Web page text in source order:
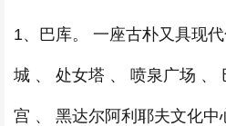
1、巴库。 一座古朴又具现
城 、 处女塔 、 喷泉广场 、
宫 、 黑达尔阿利耶夫文化中